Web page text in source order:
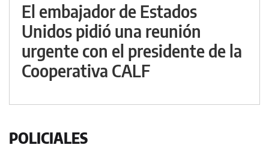
El embajador de Estados
Unidos pidió una reunión
urgente con el presidente de la
Cooperativa CALF
POLICIALES